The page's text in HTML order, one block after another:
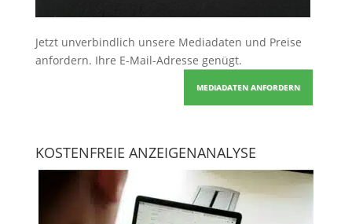
Jetzt unverbindlich unsere Mediadaten und Preise
anfordern. Ihre E-Mail-Adresse genügt.
MEDIADATEN ANFORDERN
KOSTENFREIE ANZEIGENANALYSE